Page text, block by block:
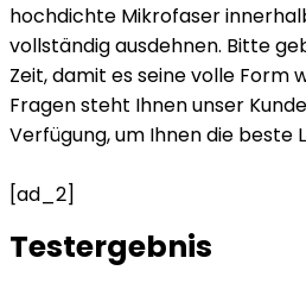
hochdichte Mikrofaser
vollständig ausdehnen. Bitte
Zeit, damit es seine volle Form
Fragen steht Ihnen unser
Verfügung, um Ihnen die beste
[ad_2]
Testergebnis